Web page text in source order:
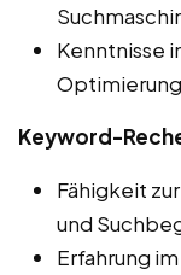
Kenntnisse
Keyword-
Fähigkeit
und
Erfahrung